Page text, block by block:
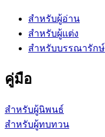
สำหรับผู้อ่าน
สำหรับผู้แต่ง
สำหรับบรรณารักษ์
คู่มือ
สำหรับผู้นิพนธ์
สำหรับผู้ทบทวน